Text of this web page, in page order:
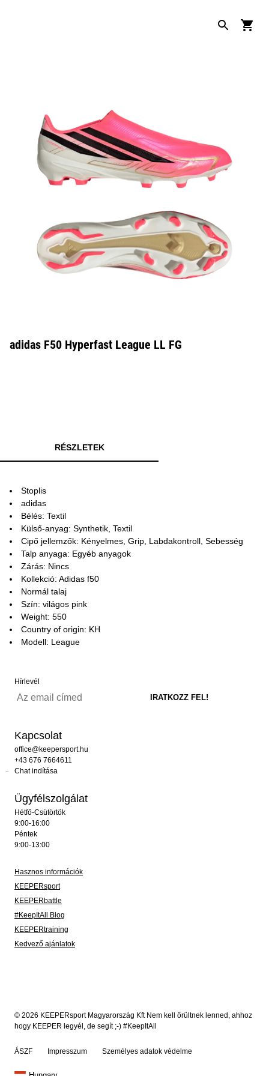
adidas F50 Hyperfast League LL FG
RÉSZLETEK
Stoplis
adidas
Bélés: Textil
Külső-anyag: Synthetik, Textil
Cipő jellemzők: Kényelmes, Grip, Labdakontroll, Sebesség
Talp anyaga: Egyéb anyagok
Zárás: Nincs
Kollekció: Adidas f50
Normál talaj
Szín: világos pink
Weight: 550
Country of origin: KH
Modell: League
Hírlevél
Kapcsolat
office@keepersport.hu
+43 676 7664611
Chat indítása
Ügyfélszolgálat
Hétfő-Csütörtök
9:00-16:00
Péntek
9:00-13:00
Hasznos információk
KEEPERsport
KEEPERbattle
#KeepItAll Blog
KEEPERtraining
Kedvező ajánlatok
© 2026 KEEPERsport Magyarország Kft Nem kell őrültnek lenned, ahhoz
hogy KEEPER legyél, de segít ;-) #KeepItAll
ÁSZF Impresszum Személyes adatok védelme